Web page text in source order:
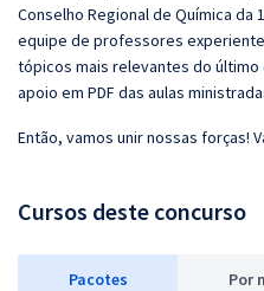
Conselho Regional de Química da
equipe de professores
tópicos mais relevantes do
apoio em PDF das aulas
Então, vamos unir nossas forças!
Cursos deste concurso
Pacotes Por